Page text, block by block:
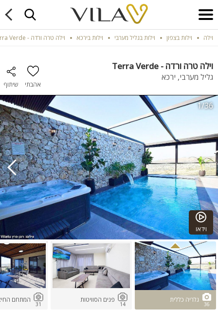
וילה וילות בצפון וילות בגליל מערבי וילות בירכא וילה טרה ורדה - Terra Verde
וילה טרה ורדה - Terra Verde
גליל מערבי, ירכא
אהבתי שיתוף
וידאו
1/36
36
גלריה כללית
14
פנים הסוויטות
31
המתחם